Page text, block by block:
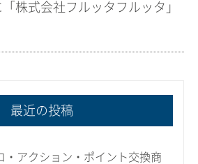
「株式会社フルッタフルッタ」
最近の投稿
・アクション・ポイント交換商